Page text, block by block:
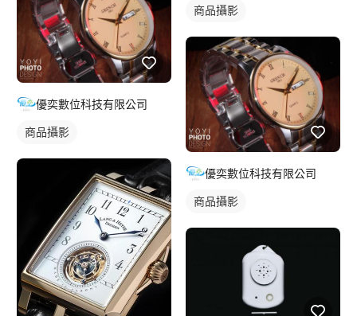
優奕數位科技有限公司
商品攝影
商品攝影
優奕數位科技有限公司
商品攝影